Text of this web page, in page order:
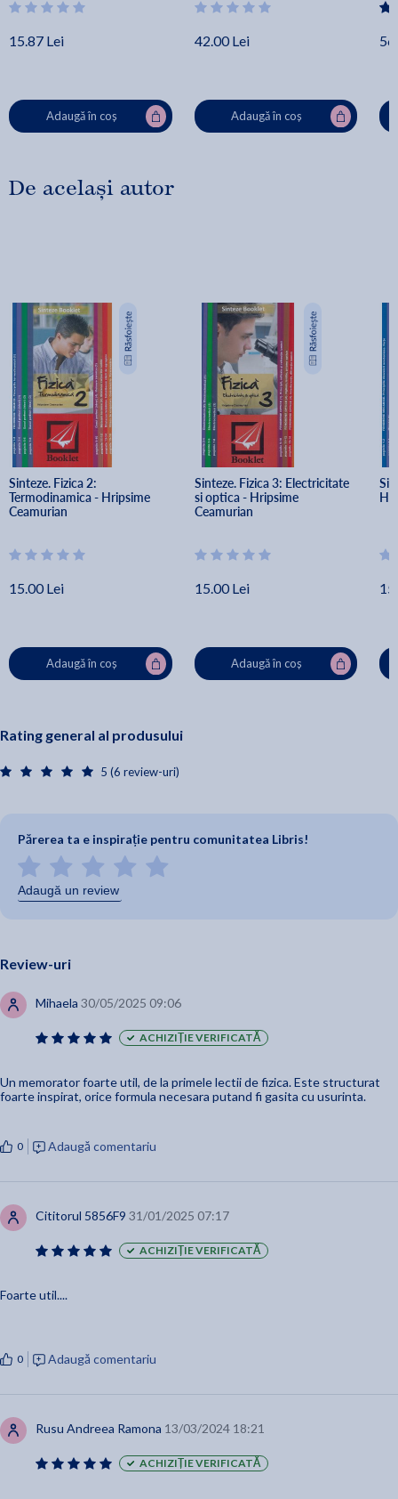
15.87 Lei
Adaugă în coș
42.00 Lei
Adaugă în coș
De același autor
Sinteze. Fizica 2:
Termodinamica - Hripsime
Ceamurian
15.00 Lei
Adaugă în coș
Sinteze. Fizica 3: Electricitate
si optica - Hripsime
Ceamurian
15.00 Lei
Adaugă în coș
Rating general al produsului
5 (6 review-uri)
Părerea ta e inspirație pentru comunitatea Libris!
Adaugă un review
Review-uri
Mihaela 30/05/2025 09:06
ACHIZIȚIE VERIFICATĂ
Un memorator foarte util, de la primele lectii de fizica. Este structurat
foarte inspirat, orice formula necesara putand fi gasita cu usurinta.
0 Adaugă comentariu
Cititorul 5856F9 31/01/2025 07:17
ACHIZIȚIE VERIFICATĂ
Foarte util....
0 Adaugă comentariu
Rusu Andreea Ramona 13/03/2024 18:21
ACHIZIȚIE VERIFICATĂ